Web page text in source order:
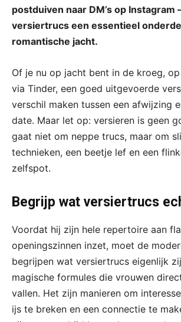
postduiven naar DM’s op Instagram
versiertrucs een essentieel
romantische jacht.
Of je nu op jacht bent in de kroeg,
via Tinder, een goed uitgevoerde
verschil maken tussen een afwijzing
date. Maar let op: versieren is geen
gaat niet om neppe trucs, maar om
technieken, een beetje lef en een
zelfspot.
Begrijp wat versiertrucs
Voordat hij zijn hele repertoire aan
openingszinnen inzet, moet de
begrijpen wat versiertrucs eigenlijk
magische formules die vrouwen
vallen. Het zijn manieren om
ijs te breken en een connectie te